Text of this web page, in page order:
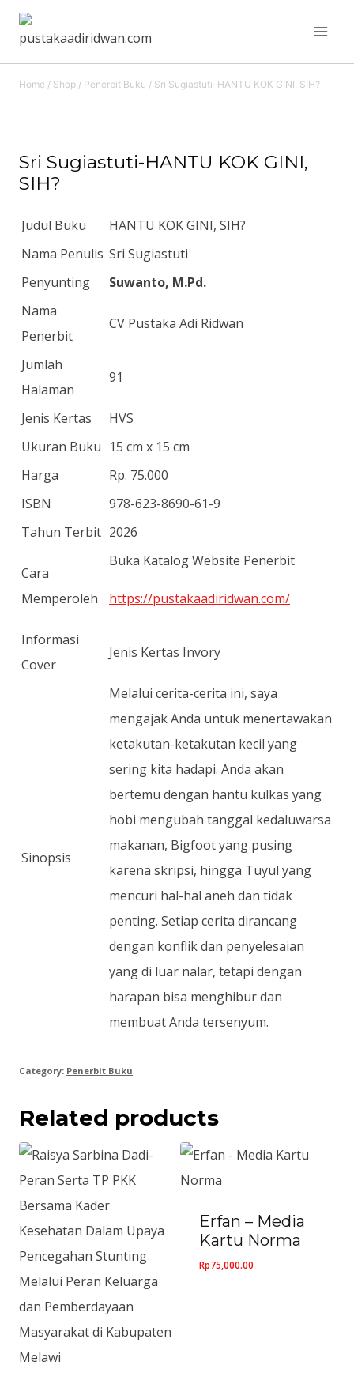
Skip
content
Home / Shop / Penerbit Buku / Sri Sugiastuti-HANTU KOK GINI, SIH?
Sri Sugiastuti-HANTU KOK GINI,
SIH?
Judul Buku
HANTU KOK GINI, SIH?
Nama Penulis Sri Sugiastuti
Penyunting
Suwanto, M.Pd.
Nama
Penerbit
CV Pustaka Adi Ridwan
Jumlah
Halaman
91
Jenis Kertas
HVS
Ukuran Buku 15 cm x 15 cm
Harga
Rp. 75.000
ISBN
978-623-8690-61-9
Tahun Terbit 2026
Cara
Memperoleh
Buka Katalog Website Penerbit
https://pustakaadiridwan.com/
Informasi
Cover
Jenis Kertas Invory
Sinopsis
Melalui cerita-cerita ini, saya
mengajak Anda untuk menertawakan
ketakutan-ketakutan kecil yang
sering kita hadapi. Anda akan
bertemu dengan hantu kulkas yang
hobi mengubah tanggal kedaluwarsa
makanan, Bigfoot yang pusing
karena skripsi, hingga Tuyul yang
mencuri hal-hal aneh dan tidak
penting. Setiap cerita dirancang
dengan konflik dan penyelesaian
yang di luar nalar, tetapi dengan
harapan bisa menghibur dan
membuat Anda tersenyum.
Category: Penerbit Buku
Related products
Erfan – Media
Kartu Norma
Rp75,000.00